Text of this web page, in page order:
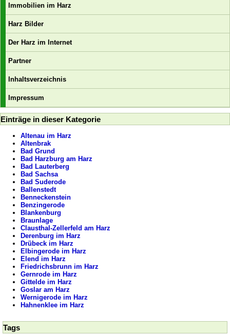
Immobilien im Harz
Harz Bilder
Der Harz im Internet
Partner
Inhaltsverzeichnis
Impressum
Einträge in dieser Kategorie
Altenau im Harz
Altenbrak
Bad Grund
Bad Harzburg am Harz
Bad Lauterberg
Bad Sachsa
Bad Suderode
Ballenstedt
Benneckenstein
Benzingerode
Blankenburg
Braunlage
Clausthal-Zellerfeld am Harz
Derenburg im Harz
Drübeck im Harz
Elbingerode im Harz
Elend im Harz
Friedrichsbrunn im Harz
Gernrode im Harz
Gittelde im Harz
Goslar am Harz
Wernigerode im Harz
Hahnenklee im Harz
Tags